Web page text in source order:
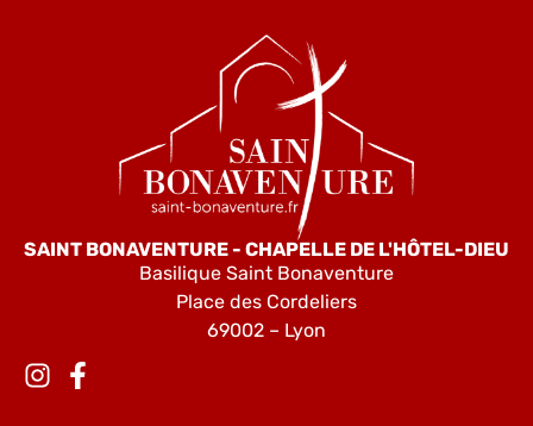
SAINT BONAVENTURE - CHAPELLE DE L'HÔTEL-DIEU
Basilique Saint Bonaventure
Place des Cordeliers
69002 – Lyon